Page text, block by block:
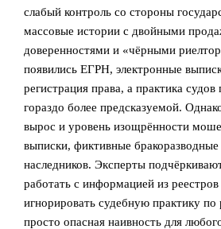
слабый контроль со стороны
массовые истории с двойными
доверенностями и «чёрными
появились ЕГРН, электронные
регистрация права, а практика судов
гораздо более предсказуемой.
вырос и уровень изощрённости
выписки, фиктивные
наследников. Эксперты
работать с информацией из
игнорировать судебную практику
просто опасная наивность для